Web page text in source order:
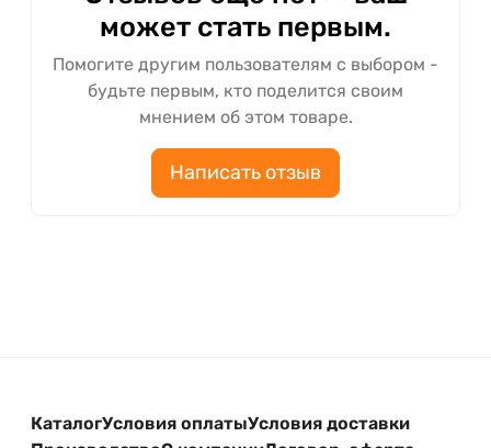
может стать первым.
Помогите другим пользователям с выбором -
будьте первым, кто поделится своим
мнением об этом товаре.
Написать отзыв
КаталогУсловия оплатыУсловия доставки